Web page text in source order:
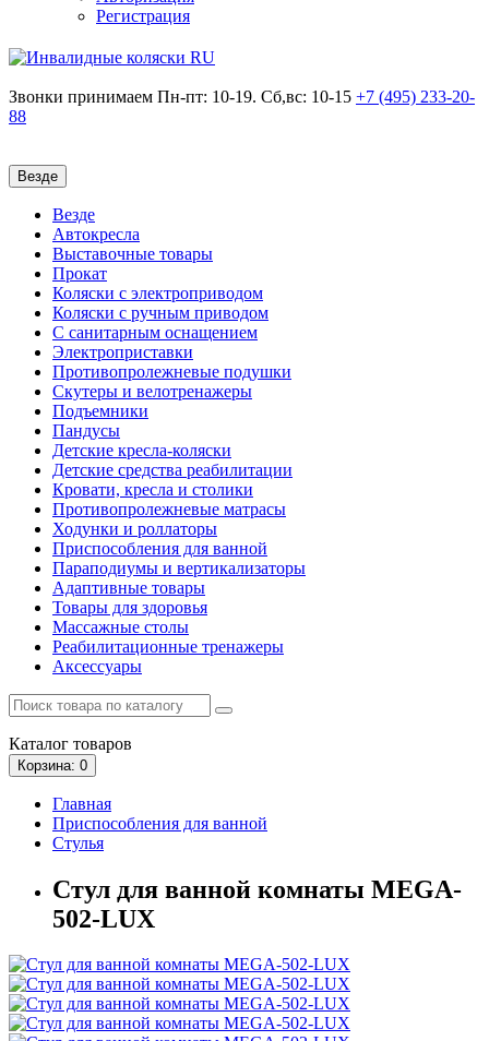
Регистрация
Звонки принимаем Пн-пт: 10-19. Сб,вс: 10-15 +7 (495) 233-20-
88
Везде
Везде
Автокресла
Выставочные товары
Прокат
Коляски с электроприводом
Коляски с ручным приводом
С санитарным оснащением
Электроприставки
Противопролежневые подушки
Скутеры и велотренажеры
Подъемники
Пандусы
Детские кресла-коляски
Детские средства реабилитации
Кровати, кресла и столики
Противопролежневые матрасы
Ходунки и роллаторы
Приспособления для ванной
Параподиумы и вертикализаторы
Адаптивные товары
Товары для здоровья
Массажные столы
Реабилитационные тренажеры
Аксессуары
Каталог товаров
Корзина: 0
Главная
Приспособления для ванной
Стулья
Стул для ванной комнаты MEGA-
502-LUX